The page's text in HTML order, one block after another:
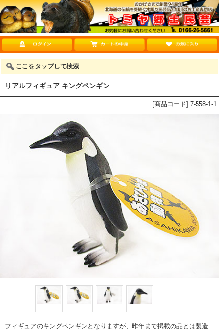
ここをタップして検索
リアルフィギュア キングペンギン
[商品コード] 7-558-1-1
フィギュアのキングペンギンとなりますが、昨年まで掲載の品とは製造